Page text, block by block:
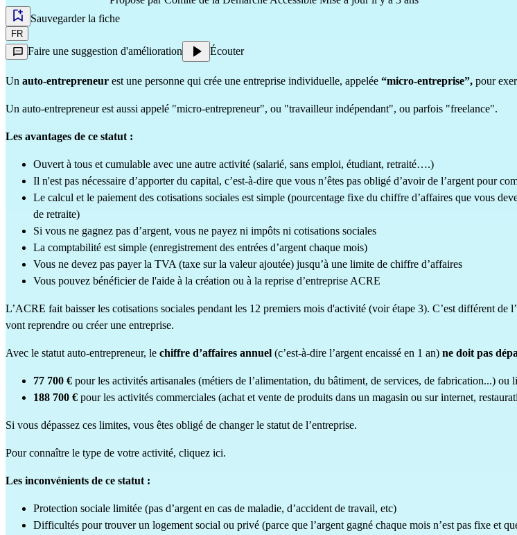
Sauvegarder la fiche
FR
Faire une suggestion d'amélioration Écouter
Un auto-entrepreneur est une personne qui crée une entreprise individuelle, appelée “micro-entreprise”, pour
Un auto-entrepreneur est aussi appelé "micro-entrepreneur", ou "travailleur indépendant", ou parfois "freelance".
Les avantages de ce statut :
Ouvert à tous et cumulable avec une autre activité (salarié, sans emploi, étudiant, retraité….)
Il n'est pas nécessaire d’apporter du capital, c’est-à-dire que vous n’êtes pas obligé d’avoir de l’argent pour
Le calcul et le paiement des cotisations sociales est simple (pourcentage fixe du chiffre d’affaires que vous
de retraite)
Si vous ne gagnez pas d’argent, vous ne payez ni impôts ni cotisations sociales
La comptabilité est simple (enregistrement des entrées d’argent chaque mois)
Vous ne devez pas payer la TVA (taxe sur la valeur ajoutée) jusqu’à une limite de chiffre d’affaires
Vous pouvez bénéficier de l'aide à la création ou à la reprise d’entreprise ACRE
L’ACRE fait baisser les cotisations sociales pendant les 12 premiers mois d'activité (voir étape 3). C’est différent de l’
vont reprendre ou créer une entreprise.
Avec le statut auto-entrepreneur, le chiffre d’affaires annuel (c’est-à-dire l’argent encaissé en 1 an) ne doit pas
77 700 € pour les activités artisanales (métiers de l’alimentation, du bâtiment, de services, de fabrication...) ou
188 700 € pour les activités commerciales (achat et vente de produits dans un magasin ou sur internet,
Si vous dépassez ces limites, vous êtes obligé de changer le statut de l’entreprise.
Pour connaître le type de votre activité, cliquez ici.
Les inconvénients de ce statut :
Protection sociale limitée (pas d’argent en cas de maladie, d’accident de travail, etc)
Difficultés pour trouver un logement social ou privé (parce que l’argent gagné chaque mois n’est pas fixe et